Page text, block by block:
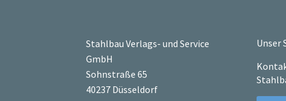
Stahlbau Verlags- und Service
GmbH
Sohnstraße 65
40237 Düsseldorf
Unser